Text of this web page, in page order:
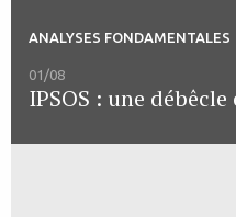
ANALYSES FONDAMENTALES
01/08
IPSOS : une